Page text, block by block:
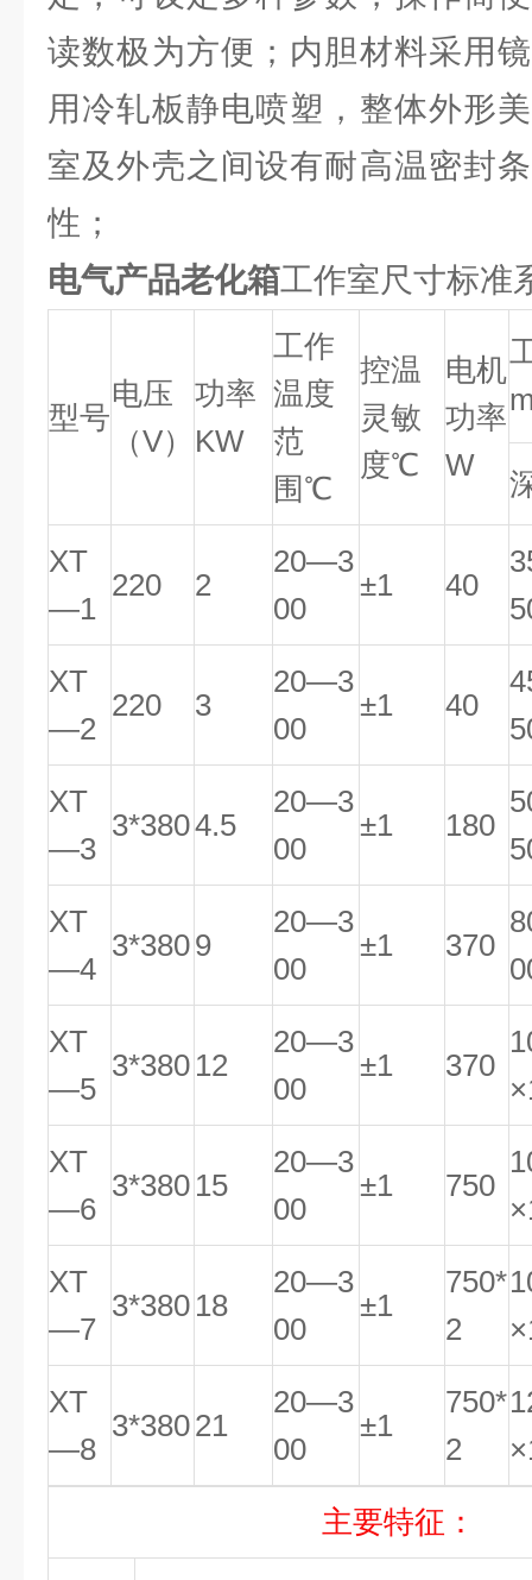
读数极为方便；内胆材料采用
用冷轧板静电喷塑，整体外形
室及外壳之间设有耐高温密封
性；
电气产品老化箱工作室尺寸标准
型号
电压
（V）
功率
KW
工作
温度
范
围℃
控温
灵敏
度℃
电机
功率
W
XT
—1
220 2
20—3
00
±1 40
XT
—2
220 3
20—3
00
±1 40
XT
—3
3*3804.5
20—3
00
±1 180
XT
—4
3*3809
20—3
00
±1 370
XT
—5
3*380 12
20—3
00
±1 370
XT
—6
3*380 15
20—3
00
±1 750
XT
—7
3*380 18
20—3
00
±1
750*
2
XT
—8
3*38021
20—3
00
±1
750*
2
主要特征：